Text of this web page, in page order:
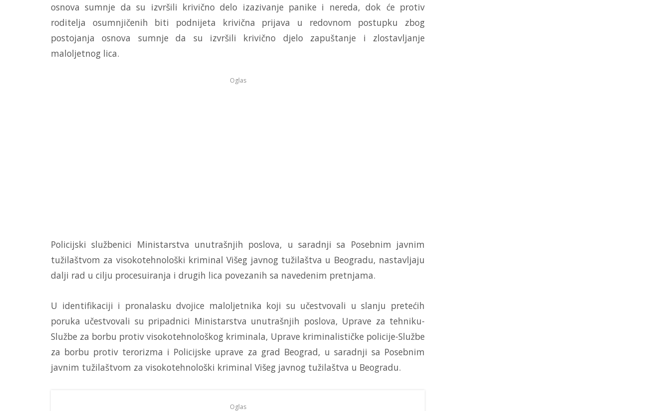
osnova sumnje da su izvršili krivično delo izazivanje panike i nereda, dok će protiv
roditelja osumnjičenih biti podnijeta krivična prijava u redovnom postupku zbog
postojanja osnova sumnje da su izvršili krivično djelo zapuštanje i zlostavljanje
maloljetnog lica.
Oglas
Policijski službenici Ministarstva unutrašnjih poslova, u saradnji sa Posebnim javnim
tužilaštvom za visokotehnološki kriminal Višeg javnog tužilaštva u Beogradu, nastavljaju
dalji rad u cilju procesuiranja i drugih lica povezanih sa navedenim pretnjama.
U identifikaciji i pronalasku dvojice maloljetnika koji su učestvovali u slanju pretećih
poruka učestvovali su pripadnici Ministarstva unutrašnjih poslova, Uprave za tehniku-
Službe za borbu protiv visokotehnološkog kriminala, Uprave kriminalističke policije-Službe
za borbu protiv terorizma i Policijske uprave za grad Beograd, u saradnji sa Posebnim
javnim tužilaštvom za visokotehnološki kriminal Višeg javnog tužilaštva u Beogradu.
Oglas